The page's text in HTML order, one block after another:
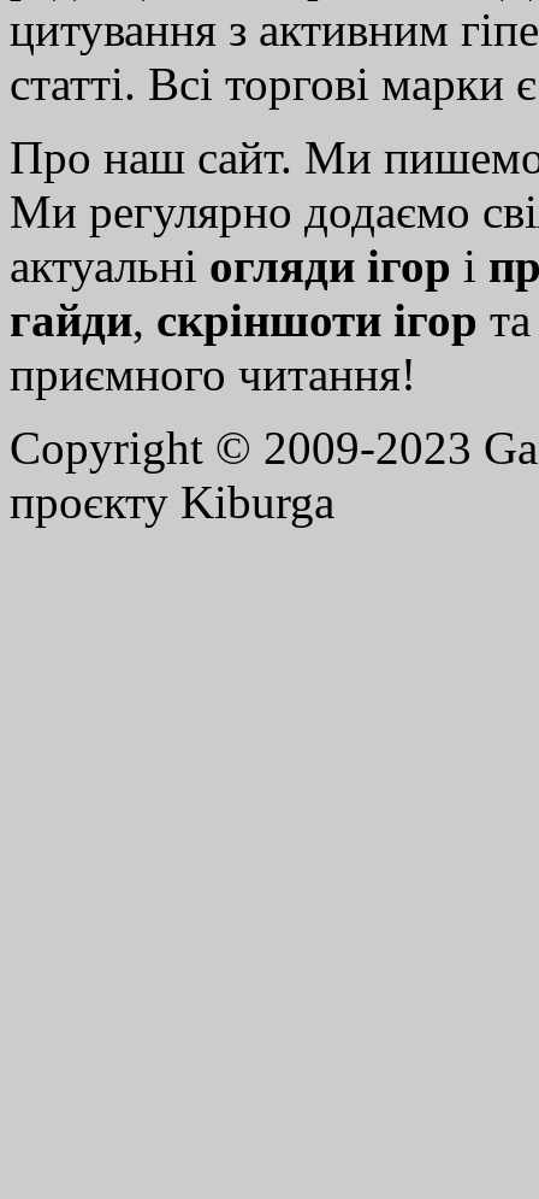
цитування з активним
статті. Всі торгові марки
Про наш сайт. Ми
Ми регулярно додаємо
актуальні огляди ігор і
гайди, скріншоти ігор
приємного читання!
Copyright © 2009-2023
проєкту Kiburga